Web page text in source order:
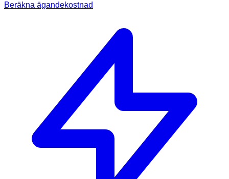
Beräkna ägandekostnad